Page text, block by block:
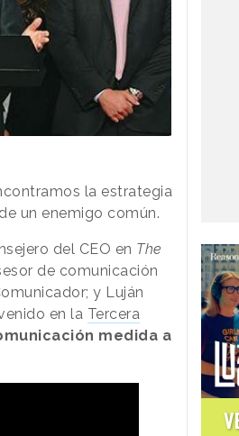
la estrategia
un enemigo común.
del CEO en The
de comunicación
y Luján
en la Tercera
medida a